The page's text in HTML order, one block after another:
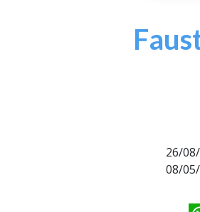
26/
08/